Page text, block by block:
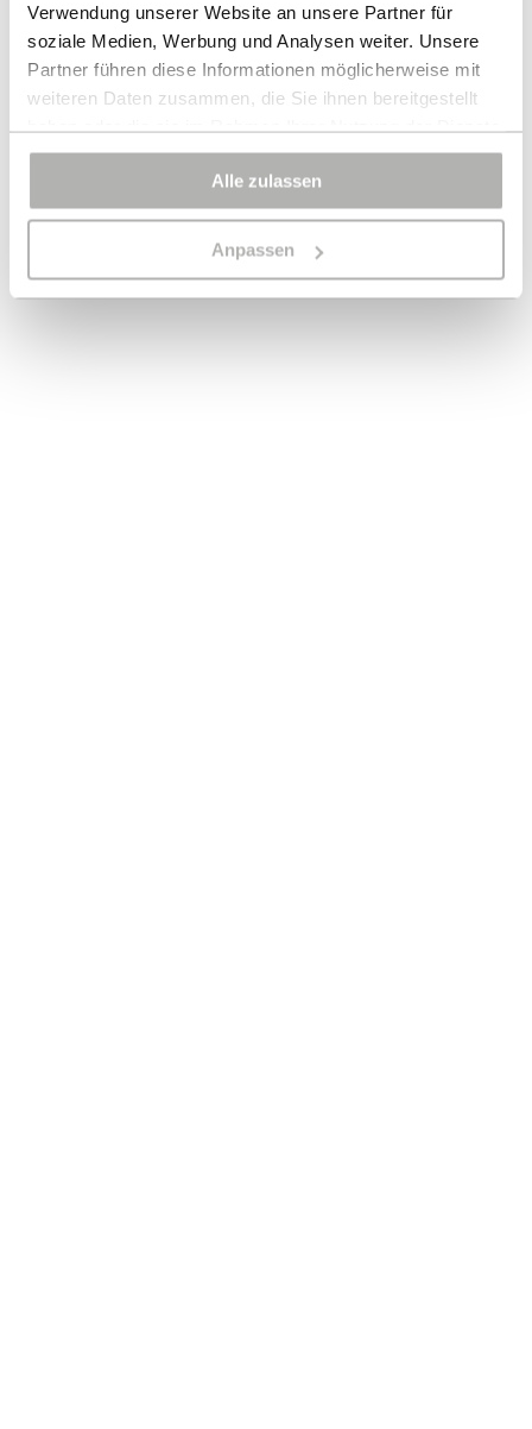
Verwendung unserer Website an unsere Partner für
soziale Medien, Werbung und Analysen weiter. Unsere
Partner führen diese Informationen möglicherweise mit
weiteren Daten zusammen, die Sie ihnen bereitgestellt
haben oder die sie im Rahmen Ihrer Nutzung der Dienste
gesammelt haben.
Bei bestimmten Diensten wie Google Analytics kann eine
Speicherung von Daten in Drittländern, wie z.B. USA,
Alle zulassen
Anpassen